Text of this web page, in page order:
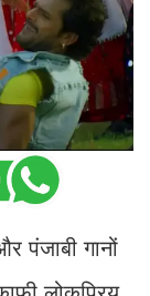
पंजाबी गानों